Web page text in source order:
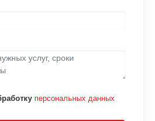
персональных данных